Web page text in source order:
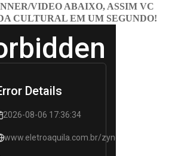
VIDEO ABAIXO, ASSIM VC
CULTURAL EM UM SEGUNDO!